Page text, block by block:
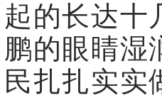
起的长达十
鹏的眼睛湿
民扎扎实实